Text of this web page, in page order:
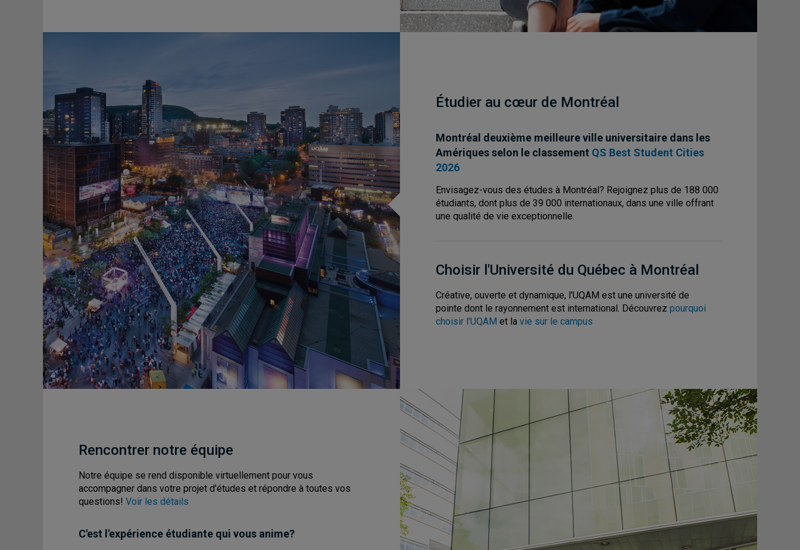
Étudier au cœur de Montréal
Montréal deuxième meilleure ville universitaire dans les
Amériques selon le classement QS Best Student Cities
2026
Envisagez-vous des études à Montréal? Rejoignez plus de 188 000
étudiants, dont plus de 39 000 internationaux, dans une ville offrant
une qualité de vie exceptionnelle.
Choisir l'Université du Québec à Montréal
Créative, ouverte et dynamique, l'UQAM est une université de
pointe dont le rayonnement est international. Découvrez pourquoi
choisir l'UQAM et la vie sur le campus
Rencontrer notre équipe
Notre équipe se rend disponible virtuellement pour vous
accompagner dans votre projet d'études et répondre à toutes vos
questions! Voir les détails
C'est l'expérience étudiante qui vous anime?